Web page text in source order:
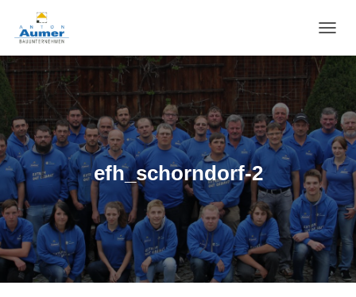
A
A
T
I
O
N
U
M
S
C
H
A
L
efh_schorndorf-2